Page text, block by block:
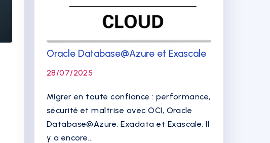
Oracle Database@Azure et Exascale
28/07/2025
Migrer en toute confiance : performance,
sécurité et maîtrise avec OCI, Oracle
Database@Azure, Exadata et Exascale. Il
y a encore...